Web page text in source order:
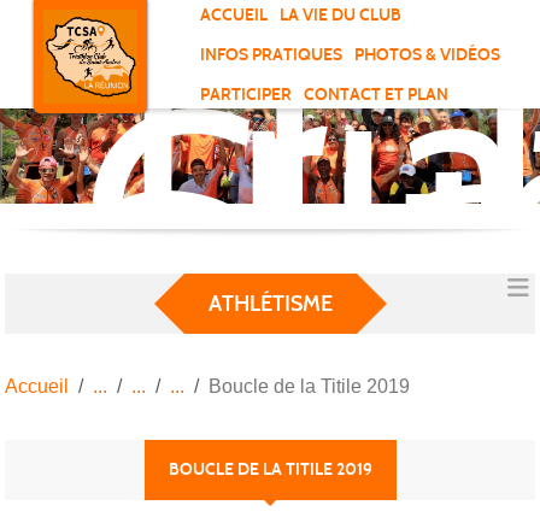
ACCUEIL
LA VIE DU CLUB
INFOS PRATIQUES
PHOTOS & VIDÉOS
PARTICIPER
CONTACT ET PLAN
de
ATHLÉTISME
Accueil Boucle de la Titile 2019
BOUCLE DE LA TITILE 2019
Panneau de gestion des cookies